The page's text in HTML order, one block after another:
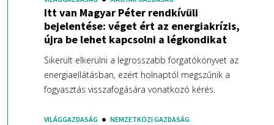
Itt van Magyar Péter rendkívüli
bejelentése: véget ért az energiakrízis,
újra be lehet kapcsolni a légkondikat
Sikerült elkerülni a legrosszabb forgatókönyvet az
energiaellátásban, ezért holnaptól megszűnik a
fogyasztás visszafogására vonatkozó kérés.
VILÁGGAZDASÁG NEMZETKÖZI GAZDASÁG